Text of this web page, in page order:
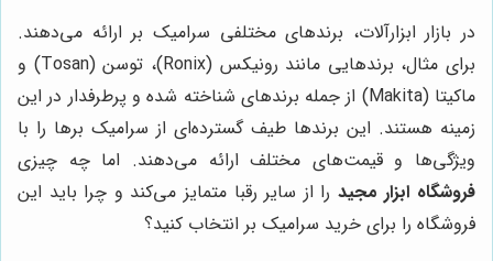
در بازار ابزارآلات، برندهای مختلفی سرامیک بر ارائه می‌دهند.
برای مثال، برندهایی مانند رونیکس (Ronix)، توسن (Tosan) و
ماکیتا (Makita) از جمله برندهای شناخته شده و پرطرفدار در این
زمینه هستند. این برندها طیف گسترده‌ای از سرامیک برها را با
ویژگی‌ها و قیمت‌های مختلف ارائه می‌دهند. اما چه چیزی
فروشگاه ابزار مجید را از سایر رقبا متمایز می‌کند و چرا باید این
فروشگاه را برای خرید سرامیک بر انتخاب کنید؟